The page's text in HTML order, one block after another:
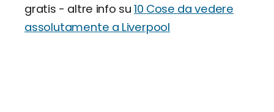
gratis - altre info su 10 Cose da vedere
assolutamente a Liverpool